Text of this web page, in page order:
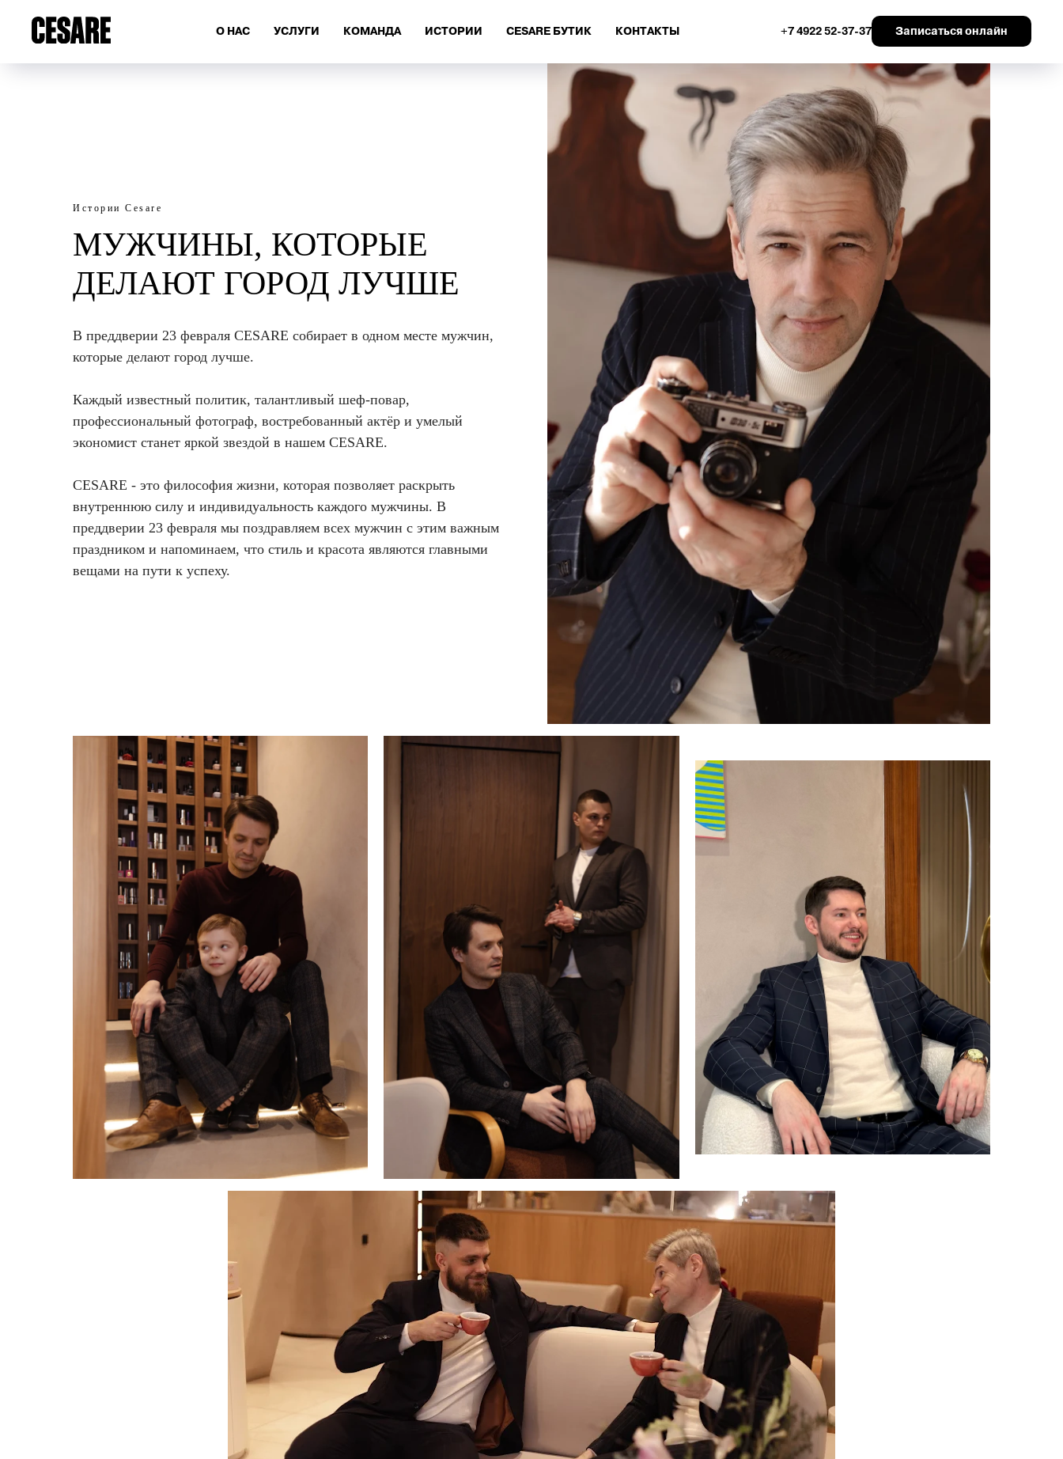
О НАС УСЛУГИ КОМАНДА ИСТОРИИ CESARE БУТИК КОНТАКТЫ +7 4922 52-37-37 Записаться онлайн
Истории Cesare
МУЖЧИНЫ, КОТОРЫЕ
ДЕЛАЮТ ГОРОД ЛУЧШЕ
В преддверии 23 февраля CESARE собирает в одном месте мужчин,
которые делают город лучше.
Каждый известный политик, талантливый шеф-повар,
профессиональный фотограф, востребованный актёр и умелый
экономист станет яркой звездой в нашем CESARE.
CESARE - это философия жизни, которая позволяет раскрыть
внутреннюю силу и индивидуальность каждого мужчины. В
преддверии 23 февраля мы поздравляем всех мужчин с этим важным
праздником и напоминаем, что стиль и красота являются главными
вещами на пути к успеху.